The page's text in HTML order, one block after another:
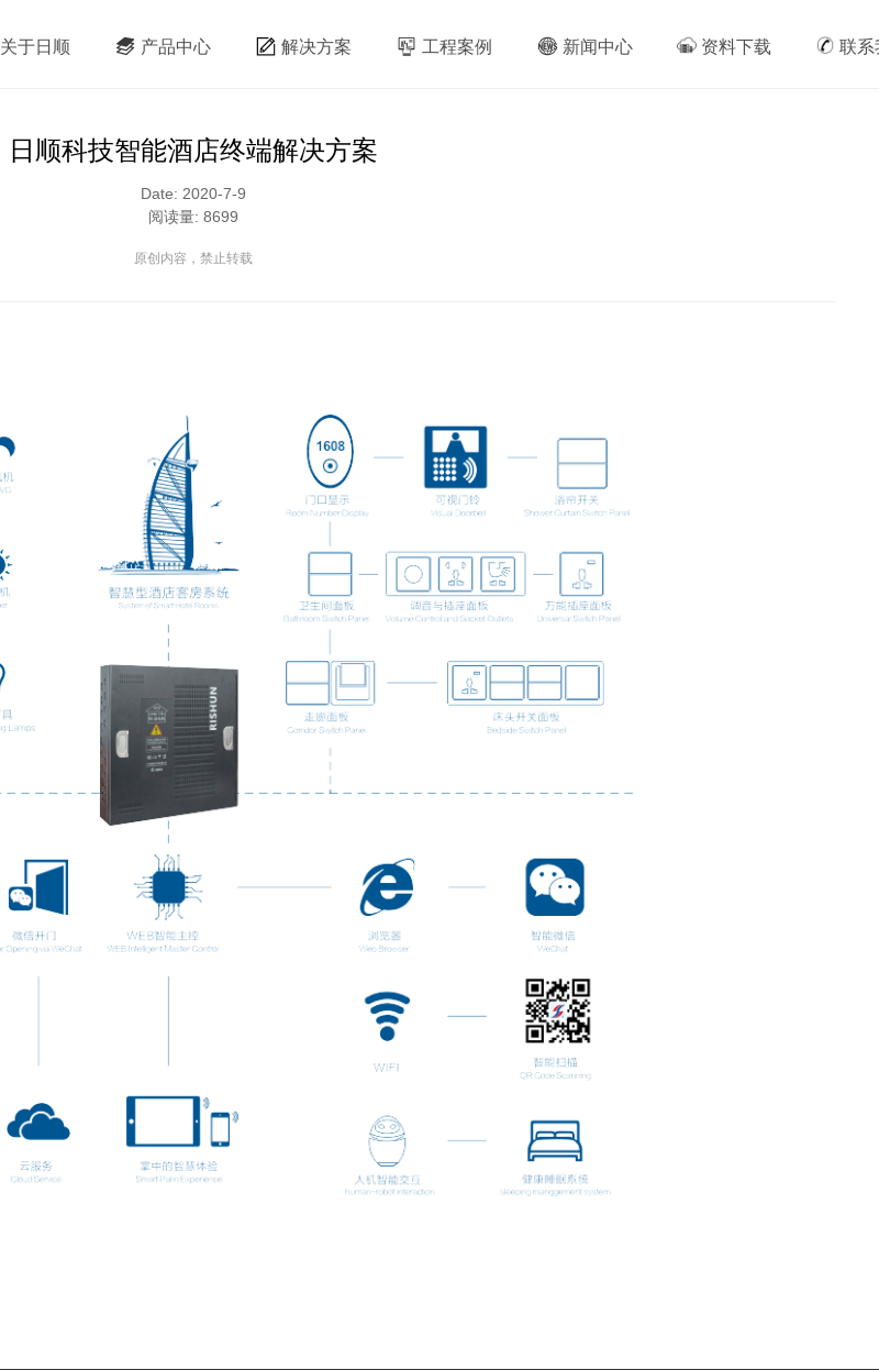
关于日顺 产品中心 解决方案 工程案例 新闻中心 资料下载 联系
日顺科技智能酒店终端解决方案
Date: 2020-7-9
阅读量: 8699
原创内容，禁止转载